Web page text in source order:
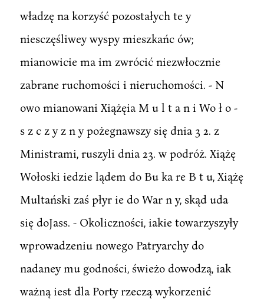
władzę na korzyść pozostałych te y
niesczęśliwey wyspy mieszkańc ów;
mianowicie ma im zwrócić niezwłocznie
zabrane ruchomości i nieruchomości. - N
owo mianowani Xiążęia M u l t a n i Wo ł o -
s z c z y z n y pożegnawszy się dnia 3 2. z
Ministrami, ruszyli dnia 23. w podróż. Xiążę
Wołoski iedzie lądem do Bu ka re B t u, Xiążę
Multański zaś płyr ie do War n y, skąd uda
się doJass. - Okoliczności, iakie towarzyszyły
wprowadzeniu nowego Patryarchy do
nadaney mu godności, świeżo dowodzą, iak
ważną iest dla Porty rzeczą wykorzenić